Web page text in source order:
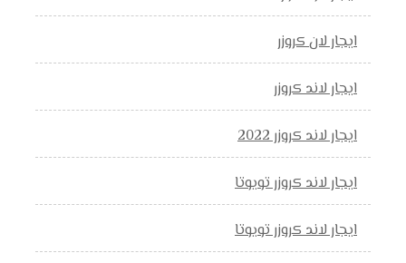
ايجار لان كروزر
ايجار لاند كروزر
ايجار لاند كروزر 2022
ايجار لاند كروزر تويوتا
ايجار لاند كروزر تويوتا